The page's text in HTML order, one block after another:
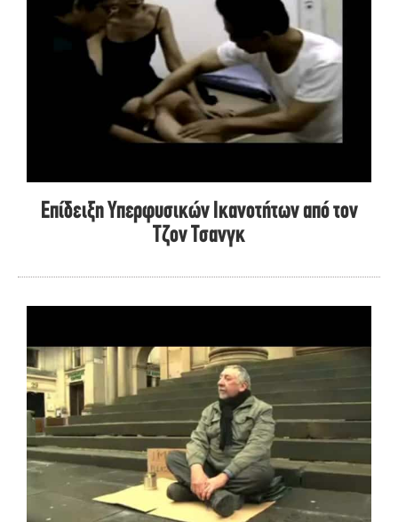
Επίδειξη Υπερφυσικών Ικανοτήτων από τον
Τζον Τσανγκ